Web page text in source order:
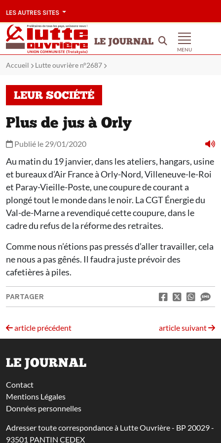
LES AUTRES SITES
LE JOURNAL
MENU
Accueil Lutte ouvrière n°2687
LEUR SOCIÉTÉ
Plus de jus à Orly
Publié le 29/01/2020
Au matin du 19 janvier, dans les ateliers, hangars, usine
et bureaux d’Air France à Orly-Nord, Villeneuve-le-Roi
et Paray-Vieille-Poste, une coupure de courant a
plongé tout le monde dans le noir. La CGT Énergie du
Val-de-Marne a revendiqué cette coupure, dans le
cadre du refus de la réforme des retraites.
Comme nous n’étions pas pressés d’aller travailler, cela
ne nous a pas gênés. Il faudra juste prévoir des
cafetières à piles.
PARTAGER
article précédent article suivant
LE JOURNAL
Contact
Mentions Légales
Données personnelles
Adresser toute correspondance à Lutte Ouvrière - BP 20029 -
93501 PANTIN CEDEX